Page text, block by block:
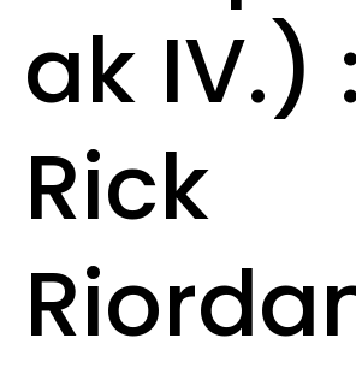
ak IV.) :
Rick